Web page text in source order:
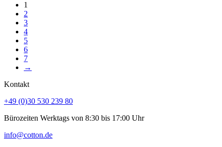
1
2
3
4
5
6
7
→
Kontakt
+49 (0)30 530 239 80
Bürozeiten Werktags von 8:30 bis 17:00 Uhr
info@cotton.de